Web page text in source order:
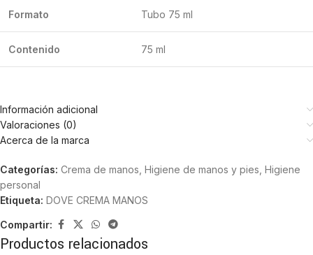
Formato Tubo 75 ml
Contenido 75 ml
Información adicional
Valoraciones (0)
Acerca de la marca
Categorías: Crema de manos Higiene de manos y pies Higiene
personal
Etiqueta: DOVE CREMA MANOS
Compartir:
Productos relacionados